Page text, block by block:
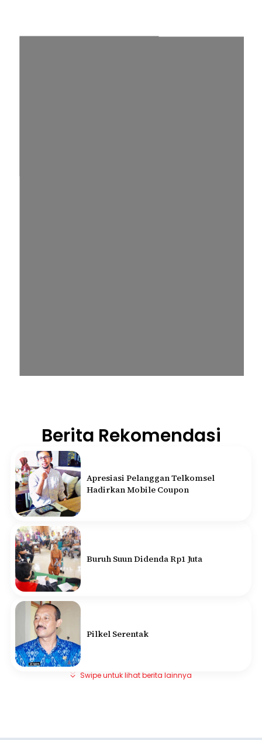
Berita Rekomendasi
Apresiasi Pelanggan Telkomsel
Hadirkan Mobile Coupon
Buruh Suun Didenda Rp1 Juta
Pilkel Serentak
Swipe untuk lihat berita lainnya